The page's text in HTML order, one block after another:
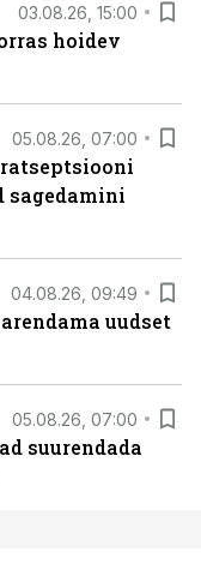
03.08.26, 15:00
hoidev
05.08.26, 07:00
sagedamini
04.08.26, 09:49
uudset
05.08.26, 07:00
suurendada